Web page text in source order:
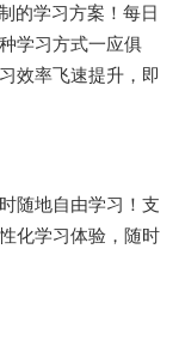
的学习方案！每日
学习方式一应俱
效率飞速提升，即
随地自由学习！支
化学习体验，随时